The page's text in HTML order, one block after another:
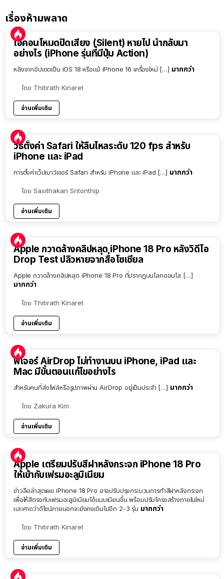
เรื่องห้ามพลาด
ไอคอนโหมดปิดเสียง (Silent) หายไป นำกลับมา
อย่างไร (iPhone รุ่นที่มีปุ่ม Action)
หลังจากอัปเดตเป็น iOS 18 หรือแม้ iPhone 16 เครื่องใหม่ […] มากกว่า
โดย Thitirath Kinaret
อ่านเพิ่มเติม
วิธีตั้งค่า Safari ให้ลื่นไหลระดับ 120 fps สำหรับ
iPhone และ iPad
การตั้งค่าเว็ปเบาว์เซอร์ Safari สำหรับ iPhone และ iPad […] มากกว่า
โดย Sasithakan Sritonthip
อ่านเพิ่มเติม
Apple กวาดล้างคลิปหลุด iPhone 18 Pro หลังวิดีโอ
Drop Test ปลิวหายจากสื่อโซเชียล
Apple กวาดล้างคลิปหลุด iPhone 18 Pro ที่ปรากฏบนโลกออนไล […]
มากกว่า
โดย Thitirath Kinaret
อ่านเพิ่มเติม
ฟีเจอร์ AirDrop ไม่ทำงานบน iPhone, iPad และ
Mac มีขั้นตอนแก้ไขอย่างไร
สำหรับคนที่ส่งไฟล์หรือรูปภาพผ่าน AirDrop อยู่เป็นประจำ […] มากกว่า
โดย Zakura Kim
อ่านเพิ่มเติม
Apple เตรียมปรับสีฝาหลังกระจก iPhone 18 Pro
ให้เข้ากับเฟรมอะลูมิเนียม
ข่าวลือล่าสุดเผย iPhone 18 Pro อาจปรับปรุงกระบวนการทำสีฝาหลังกระจก
เพื่อให้สีตรงกับเฟรมอะลูมิเนียมได้แนบเนียนขึ้น พร้อมปรับโครงสร้างภายในใหม่
และคาดว่าดีไซน์ภายนอกจะยังคงเดิมไปอีก 2-3 รุ่น มากกว่า
โดย Thitirath Kinaret
อ่านเพิ่มเติม